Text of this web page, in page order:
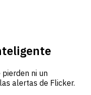
ni un
alertas de Flicker.